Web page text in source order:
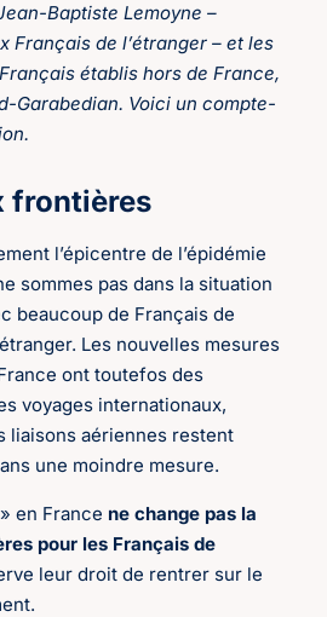
Baptiste Lemoyne –
Français de l’étranger – et les
établis hors de France,
Garabedian. Voici un compte-
frontières
l’épicentre de l’épidémie
sommes pas dans la situation
beaucoup de Français de
Les nouvelles mesures
ont toutefos des
voyages internationaux,
liaisons aériennes restent
une moindre mesure.
en France ne change pas la
pour les Français de
leur droit de rentrer sur le